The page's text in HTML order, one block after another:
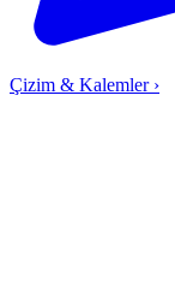
Çizim & Kalemler ›